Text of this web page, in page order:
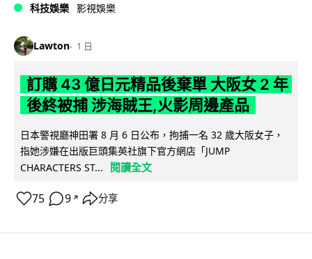
科技娛樂 影視娛樂
Lawton 1 日
訂購 43 億日元精品後棄單 大阪女 2 年
後終被捕 涉海賊王,火影周邊產品
日本警視廳神田署 8 月 6 日公布，拘捕一名 32 歲大阪女子，
指她涉嫌在出版巨頭集英社旗下官方網店「JUMP
CHARACTERS ST...
閱讀全文
75 9 ↗ 分享